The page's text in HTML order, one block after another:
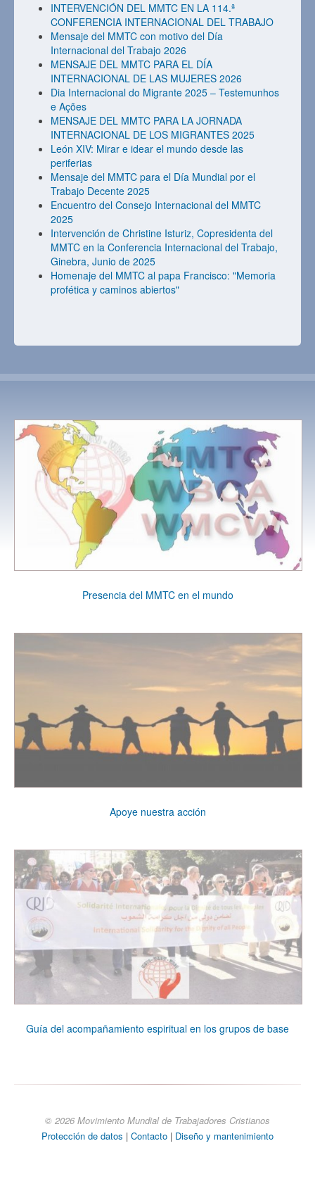
INTERVENCIÓN DEL MMTC EN LA 114.ª
CONFERENCIA INTERNACIONAL DEL TRABAJO
Mensaje del MMTC con motivo del Día
Internacional del Trabajo 2026
MENSAJE DEL MMTC PARA EL DÍA
INTERNACIONAL DE LAS MUJERES 2026
Dia Internacional do Migrante 2025 – Testemunhos
e Ações
MENSAJE DEL MMTC PARA LA JORNADA
INTERNACIONAL DE LOS MIGRANTES 2025
León XIV: Mirar e idear el mundo desde las
periferias
Mensaje del MMTC para el Día Mundial por el
Trabajo Decente 2025
Encuentro del Consejo Internacional del MMTC
2025
Intervención de Christine Isturiz, Copresidenta del
MMTC en la Conferencia Internacional del Trabajo,
Ginebra, Junio de 2025
Homenaje del MMTC al papa Francisco: "Memoria
profética y caminos abiertos"
Presencia del MMTC en el mundo
Apoye nuestra acción
Guía del acompañamiento espiritual en los grupos de base
© 2026 Movimiento Mundial de Trabajadores Cristianos
Protección de datos | Contacto | Diseño y mantenimiento